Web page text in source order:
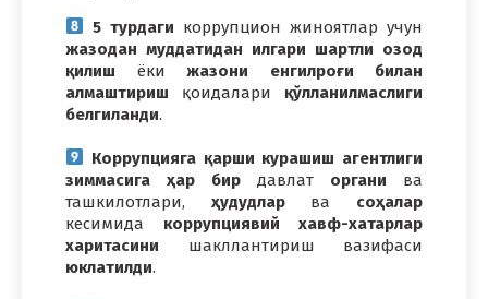
5 турдаги коррупцион жиноятлар учун
жазодан муддатидан илгари шартли озод
қилиш ёки жазони
енгилроғи билан
алмаштириш қоидалари қўлланилмаслиги
белгиланди.
Коррупцияга қарши курашиш агентлиги
зиммасига ҳар бир давлат органи ва
ташкилотлари, ҳудудларва соҳалар
кесимида коррупциявий хавф-хатарлар
харитасини шакллантириш
вазифаси
юклатилди.